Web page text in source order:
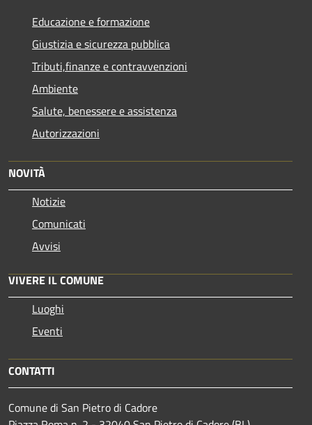
Educazione e formazione
Giustizia e sicurezza pubblica
Tributi,finanze e contravvenzioni
Ambiente
Salute, benessere e assistenza
Autorizzazioni
NOVITÀ
Notizie
Comunicati
Avvisi
VIVERE IL COMUNE
Luoghi
Eventi
CONTATTI
Comune di San Pietro di Cadore